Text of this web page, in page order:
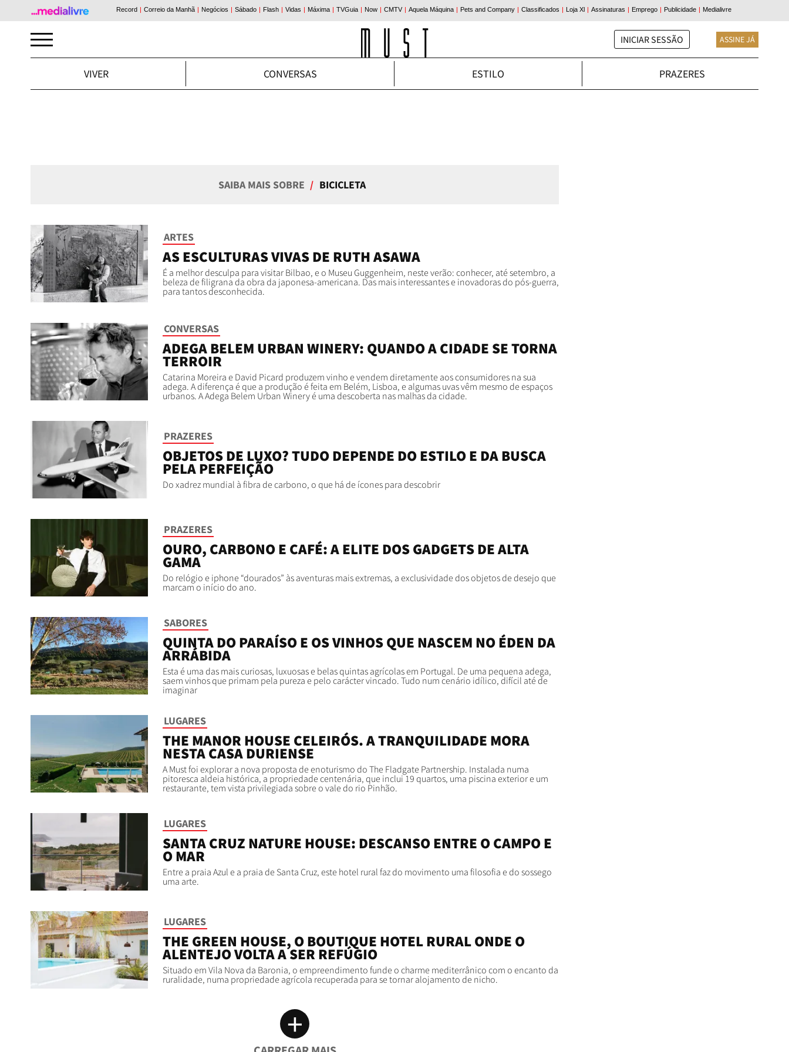
INICIAR SESSÃO ASSINE JÁ
VIVER CONVERSAS ESTILO PRAZERES
SAIBA MAIS SOBRE / BICICLETA
ARTES
AS ESCULTURAS VIVAS DE RUTH ASAWA
É a melhor desculpa para visitar Bilbao, e o Museu Guggenheim, neste verão: conhecer, até setembro, a
beleza de filigrana da obra da japonesa-americana. Das mais interessantes e inovadoras do pós-guerra,
para tantos desconhecida.
CONVERSAS
ADEGA BELEM URBAN WINERY: QUANDO A CIDADE SE TORNA
TERROIR
Catarina Moreira e David Picard produzem vinho e vendem diretamente aos consumidores na sua
adega. A diferença é que a produção é feita em Belém, Lisboa, e algumas uvas vêm mesmo de espaços
urbanos. A Adega Belem Urban Winery é uma descoberta nas malhas da cidade.
PRAZERES
OBJETOS DE LUXO? TUDO DEPENDE DO ESTILO E DA BUSCA
PELA PERFEIÇÃO
Do xadrez mundial à fibra de carbono, o que há de ícones para descobrir
PRAZERES
OURO, CARBONO E CAFÉ: A ELITE DOS GADGETS DE ALTA
GAMA
Do relógio e iphone “dourados” às aventuras mais extremas, a exclusividade dos objetos de desejo que
marcam o início do ano.
SABORES
QUINTA DO PARAÍSO E OS VINHOS QUE NASCEM NO ÉDEN DA
ARRÁBIDA
Esta é uma das mais curiosas, luxuosas e belas quintas agrícolas em Portugal. De uma pequena adega,
saem vinhos que primam pela pureza e pelo carácter vincado. Tudo num cenário idílico, difícil até de
imaginar
LUGARES
THE MANOR HOUSE CELEIRÓS. A TRANQUILIDADE MORA
NESTA CASA DURIENSE
A Must foi explorar a nova proposta de enoturismo do The Fladgate Partnership. Instalada numa
pitoresca aldeia histórica, a propriedade centenária, que inclui 19 quartos, uma piscina exterior e um
restaurante, tem vista privilegiada sobre o vale do rio Pinhão.
LUGARES
SANTA CRUZ NATURE HOUSE: DESCANSO ENTRE O CAMPO E
O MAR
Entre a praia Azul e a praia de Santa Cruz, este hotel rural faz do movimento uma filosofia e do sossego
uma arte.
LUGARES
THE GREEN HOUSE, O BOUTIQUE HOTEL RURAL ONDE O
ALENTEJO VOLTA A SER REFÚGIO
Situado em Vila Nova da Baronia, o empreendimento funde o charme mediterrânico com o encanto da
ruralidade, numa propriedade agrícola recuperada para se tornar alojamento de nicho.
+